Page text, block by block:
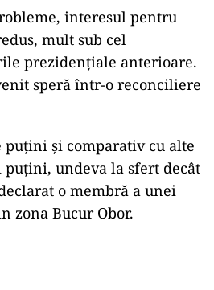
interesul pentru
mult sub cel
prezidențiale anterioare.
speră într-o reconciliere
puțini și comparativ cu alte
undeva la sfert decât
o membră a unei
zona Bucur Obor.